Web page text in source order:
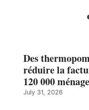
Des
réduire la
120 000
July 31, 2026